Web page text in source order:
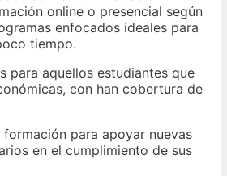
online o presencial según
enfocados ideales para
tiempo.
para aquellos estudiantes que
con han cobertura de
para apoyar nuevas
en el cumplimiento de sus